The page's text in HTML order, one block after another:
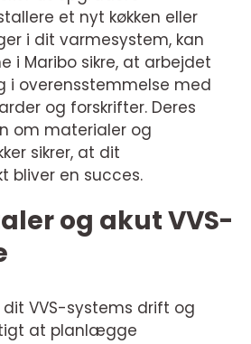
et nyt køkken eller
i dit varmesystem, kan
i Maribo sikre, at arbejdet
i overensstemmelse med
og forskrifter. Deres
om materialer og
sikrer, at dit
bliver en succes.
og akut VVS-
VVS-systems drift og
at planlægge